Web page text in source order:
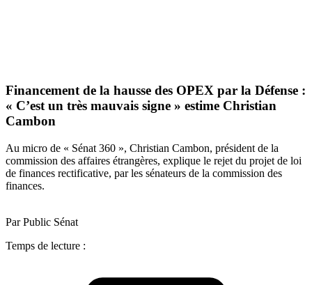
Financement de la hausse des OPEX par la Défense :
« C’est un très mauvais signe » estime Christian
Cambon
Au micro de « Sénat 360 », Christian Cambon, président de la
commission des affaires étrangères, explique le rejet du projet de loi
de finances rectificative, par les sénateurs de la commission des
finances.
Par Public Sénat
Temps de lecture :